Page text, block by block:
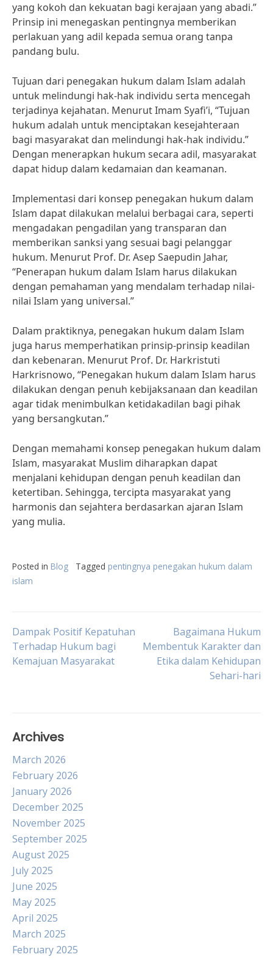
yang kokoh dan kekuatan bagi kerajaan yang abadi.”
Prinsip ini menegaskan pentingnya memberikan
perlakuan yang adil kepada semua orang tanpa
pandang bulu.
Tujuan dari penegakan hukum dalam Islam adalah
untuk melindungi hak-hak individu serta mencegah
terjadinya kejahatan. Menurut Imam Syafi’i, “Tujuan
hukum adalah untuk menciptakan kesejahteraan
bagi masyarakat dan melindungi hak-hak individu.”
Dengan menerapkan hukum secara adil, masyarakat
dapat hidup dalam kedamaian dan keamanan.
Implementasi dari konsep penegakan hukum dalam
Islam dapat dilakukan melalui berbagai cara, seperti
mengadakan pengadilan yang transparan dan
memberikan sanksi yang sesuai bagi pelanggar
hukum. Menurut Prof. Dr. Asep Saepudin Jahar,
“Penerapan hukum dalam Islam harus dilakukan
dengan pemahaman yang mendalam terhadap nilai-
nilai Islam yang universal.”
Dalam praktiknya, penegakan hukum dalam Islam
juga harus memperhatikan prinsip-prinsip keadilan
dan kebenaran. Menurut Prof. Dr. Harkristuti
Harkrisnowo, “Penegakan hukum dalam Islam harus
dilakukan dengan penuh kebijaksanaan dan keadilan
agar tidak menimbulkan ketidakadilan bagi pihak
yang bersangkutan.”
Dengan memahami konsep penegakan hukum dalam
Islam, masyarakat Muslim diharapkan dapat
menjalani kehidupan dengan penuh keadilan dan
ketertiban. Sehingga, tercipta masyarakat yang
harmonis dan sejahtera berdasarkan ajaran Islam
yang mulia.
Posted in Blog Tagged pentingnya penegakan hukum dalam
islam
Post
navigation
Dampak Positif Kepatuhan
Terhadap Hukum bagi
Kemajuan Masyarakat
Bagaimana Hukum
Membentuk Karakter dan
Etika dalam Kehidupan
Sehari-hari
Archives
March 2026
February 2026
January 2026
December 2025
November 2025
September 2025
August 2025
July 2025
June 2025
May 2025
April 2025
March 2025
February 2025